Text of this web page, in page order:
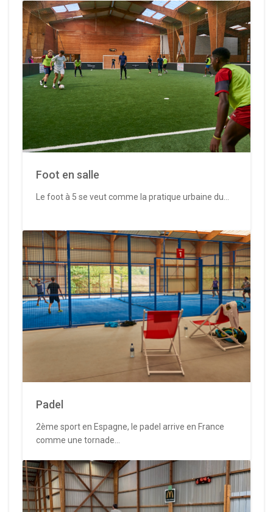
Foot en salle
Le foot à 5 se veut comme la pratique urbaine du...
Padel
2ème sport en Espagne, le padel arrive en France
comme une tornade...